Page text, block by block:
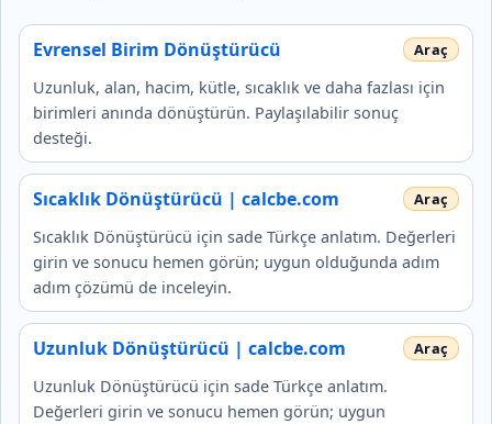
Evrensel Birim Dönüştürücü
Uzunluk, alan, hacim, kütle, sıcaklık ve daha fazlası için
birimleri anında dönüştürün. Paylaşılabilir sonuç
desteği.
Sıcaklık Dönüştürücü | calcbe.com
Sıcaklık Dönüştürücü için sade Türkçe anlatım. Değerleri
girin ve sonucu hemen görün; uygun olduğunda adım
adım çözümü de inceleyin.
Uzunluk Dönüştürücü | calcbe.com
Uzunluk Dönüştürücü için sade Türkçe anlatım.
Değerleri girin ve sonucu hemen görün; uygun